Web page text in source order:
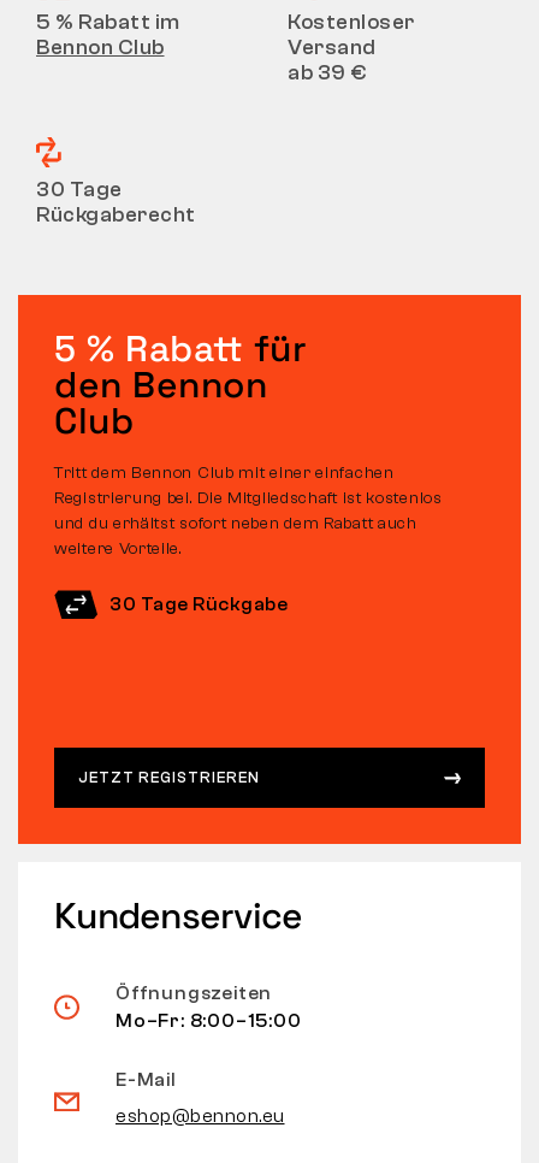
5 % Rabatt im
Bennon Club
Kostenloser
Versand
ab 39 €
30 Tage
Rückgaberecht
5 % Rabatt für
den Bennon
Club
Tritt dem Bennon Club mit einer einfachen
Registrierung bei. Die Mitgliedschaft ist kostenlos
und du erhältst sofort neben dem Rabatt auch
weitere Vorteile.
30 Tage Rückgabe
JETZT REGISTRIEREN
Kundenservice
Öffnungszeiten
Mo–Fr: 8:00–15:00
E-Mail
eshop@bennon.eu